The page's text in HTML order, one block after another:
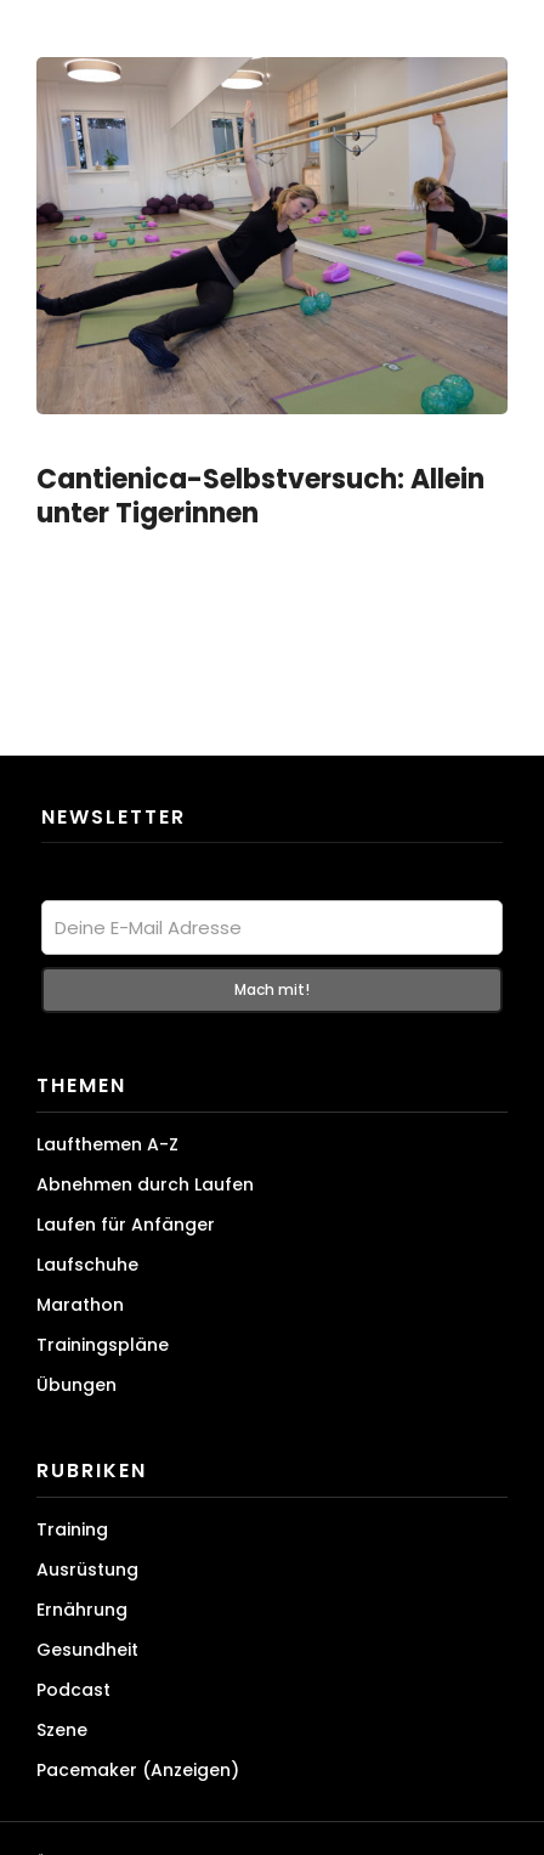
Cantienica-Selbstversuch: Allein
unter Tigerinnen
NEWSLETTER
THEMEN
Laufthemen A-Z
Abnehmen durch Laufen
Laufen für Anfänger
Laufschuhe
Marathon
Trainingspläne
Übungen
RUBRIKEN
Training
Ausrüstung
Ernährung
Gesundheit
Podcast
Szene
Pacemaker (Anzeigen)